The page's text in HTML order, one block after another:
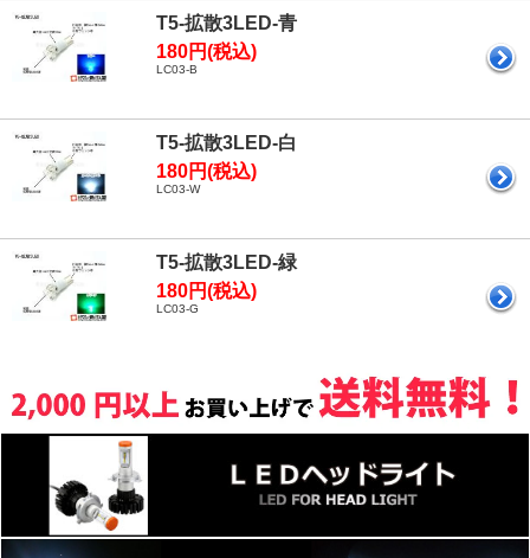
T5-拡散3LED-青
180円(税込)
LC03-B
T5-拡散3LED-白
180円(税込)
LC03-W
T5-拡散3LED-緑
180円(税込)
LC03-G